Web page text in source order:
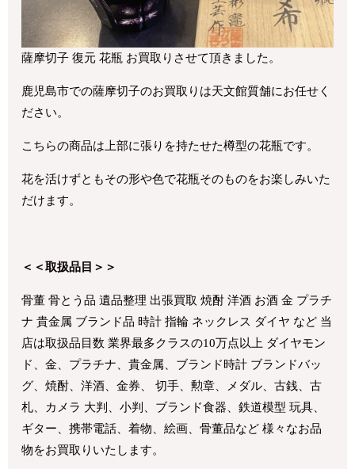
薩摩切子 復元 花瓶 お買取りさせて頂きました。
鹿児島市での薩摩切子のお買取りは天文館質舗にお任せく
ださい。
こちらの商品は上部に張りを持たせた樽型の花瓶です。
花を活けずともその形や色で花瓶そのものをお楽しみいた
だけます。
＜＜取扱品目＞＞
骨董 骨とう品 遺品整理 出張買取 焼酎 洋酒 お酒 金 プラチ
ナ 貴金属 ブランド品 時計 指輪 ネックレス ダイヤ など 当
店は取扱品目数 業界最多クラスの10万点以上 ダイヤモン
ド、金、プラチナ、貴金属、ブランド時計 ブランドバッ
グ、焼酎、洋酒、金券、 切手、勲章、メダル、古銭、古
札、カメラ 大判、小判、ブランド食器、鉄道模型 玩具、
ギター、携帯電話、着物、絵画、骨董品など 様々なお品
物をお買取りいたします。